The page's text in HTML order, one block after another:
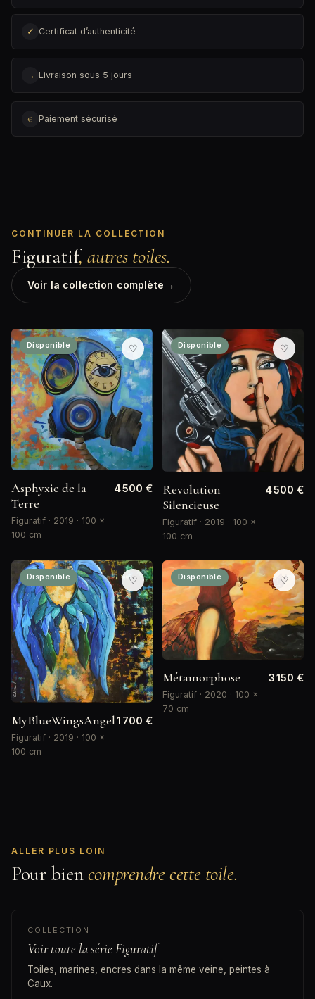
✓ Certificat d’authenticité
→ Livraison sous 5 jours
€ Paiement sécurisé
CONTINUER LA COLLECTION
Figuratif, autres toiles.
Voir la collection complète →
Disponible ♡
Asphyxie de la
Terre
Figuratif · 2019 · 100 ×
100 cm
4 500 €
Disponible ♡
Revolution
Silencieuse
Figuratif · 2019 · 100 ×
100 cm
4 500 €
Disponible ♡
MyBlueWingsAngel
Figuratif · 2019 · 100 ×
100 cm
1 700 €
Disponible ♡
Métamorphose
Figuratif · 2020 · 100 ×
70 cm
3 150 €
ALLER PLUS LOIN
Pour biencomprendre cette toile.
COLLECTION
Voir toute la série Figuratif
Toiles, marines, encres dans la même veine, peintes à
Caux.